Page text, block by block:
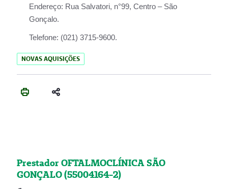
Endereço: Rua Salvatori, n°99, Centro – São
Gonçalo.
Telefone: (021) 3715-9600.
NOVAS AQUISIÇÕES
Prestador OFTALMOCLÍNICA SÃO
GONÇALO (55004164-2)